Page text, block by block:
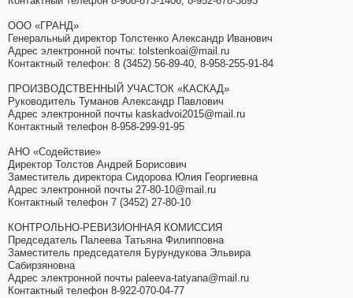
ООО «ГРАНД»
Генеральный директор Толстенко Александр Иванович
Адрес электронной почты: tolstenkoai@mail.ru
Контактный телефон: 8 (3452) 56-89-40, 8-958-255-91-84
ПРОИЗВОДСТВЕННЫЙ УЧАСТОК «КАСКАД»
Руководитель Туманов Александр Павлович
Адрес электронной почты kaskadvoi2015@mail.ru
Контактный телефон 8-958-299-91-95
АНО «Содействие»
Директор Толстов Андрей Борисович
Заместитель директора Сидорова Юлия Георгиевна
Адрес электронной почты 27-80-10@mail.ru
Контактный телефон 7 (3452) 27-80-10
КОНТРОЛЬНО-РЕВИЗИОННАЯ КОМИССИЯ
Председатель Палеева Татьяна Филипповна
Заместитель председателя Бурундукова Эльвира
Сабирзяновна
Адрес электронной почты paleeva-tatyana@mail.ru
Контактный телефон 8-922-070-04-77